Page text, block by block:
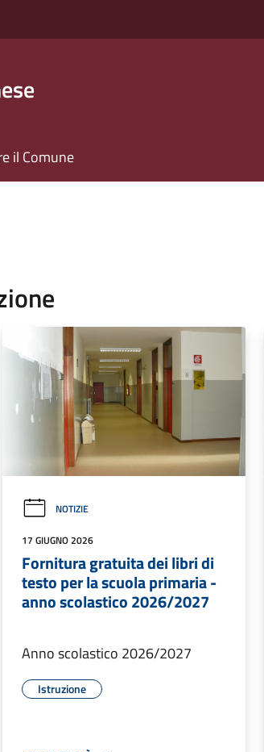
il Comune
NOTIZIE
17 GIUGNO 2026
Fornitura gratuita dei libri di
testo per la scuola primaria -
anno scolastico 2026/2027
Anno scolastico 2026/2027
Istruzione